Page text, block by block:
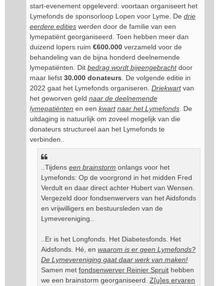
start-evenement opgeleverd: voortaan organiseert het
Lymefonds de sponsorloop Lopen voor Lyme. De drie
eerdere edities werden door de familie van een
lymepatiënt georganiseerd. Toen hebben meer dan
duizend lopers ruim €600.000 verzameld voor de
behandeling van de bijna honderd deelnemende
lymepatiënten. Dit bedrag wordt bijeengebrachtdoor
maar liefst 30.000 donateurs . De volgende editie in
2022 gaat het Lymefonds organiseren. Driekwartvan
het geworven geld naar de deelnemende
lymepatiënten en een kwart naar het Lymefonds . De
uitdaging is natuurlijk om zoveel mogelijk van die
donateurs structureel aan het Lymefonds te
verbinden..
..Tijdens een brainstorm onlangs voor het
Lymefonds: Op de voorgrond in het midden Fred
Verdult en daar direct achter Hubert van Wensen.
Vergezeld door fondsenwervers van het Aidsfonds
en vrijwilligers en bestuursleden van de
Lymevereniging..
..Er is het Longfonds. Het Diabetesfonds. Het
Aidsfonds. Hé, en waarom is er geen Lymefonds?
De Lymevereniging gaat daar werk van maken!
Samen met fondsenwerver Reinier Spruit hebben
we een brainstorm georganiseerd. Z[u]es ervaren